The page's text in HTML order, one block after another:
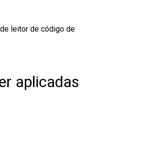
leitor de código de
aplicadas